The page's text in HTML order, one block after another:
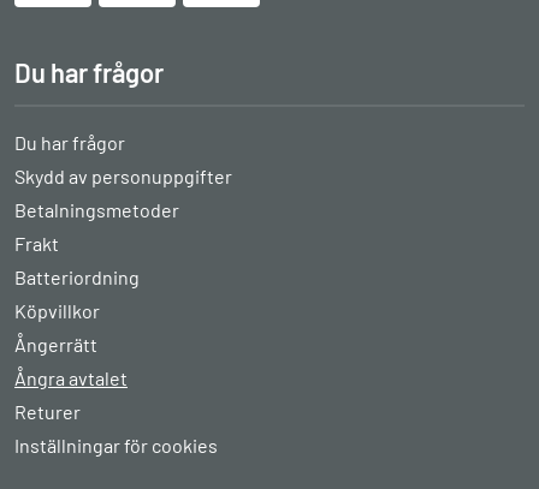
Du har frågor
Du har frågor
Skydd av personuppgifter
Betalningsmetoder
Frakt
Batteriordning
Köpvillkor
Ångerrätt
Ångra avtalet
Returer
Inställningar för cookies